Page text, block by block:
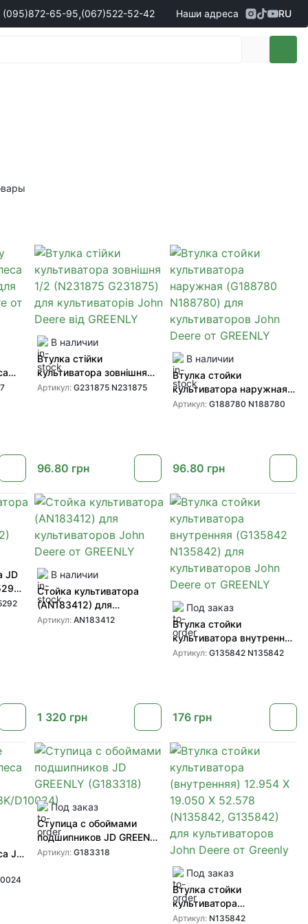
(095)872-65-95,(067)522-52-42
по продаже техники
Наши адреса RU
В наличии
Втулка стійки
культиватора зовнішня
1/2 (N231875 G231875)
Артикул: G231875 N231875
96.80 грн
В наличии
Втулка стойки
культиватора наружная
(G188780 N188780) для
Артикул: G188780 N188780
96.80 грн
JD
В наличии
Стойка культиватора
(AN183412) для
культиваторов John Deere
Артикул: AN183412
1 320 грн
Под заказ
Втулка стойки
культиватора внутренняя
(G135842 N135842) для
Артикул: G135842 N135842
176 грн
JD
Под заказ
Ступица с обоймами
подшипников JD GREENLY
(G183318)
Артикул: G183318
Под заказ
Втулка стойки
культиватора
(внутренняя) 12.954 X
Артикул: N135842